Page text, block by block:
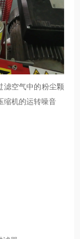
滤空气中的粉尘颗
缩机的运转噪音